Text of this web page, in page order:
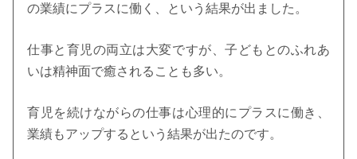
の業績にプラスに働く、という結果が出ました。
仕事と育児の両立は大変ですが、子どもとのふれあ
いは精神面で癒されることも多い。
育児を続けながらの仕事は心理的にプラスに働き、
業績もアップするという結果が出たのです。